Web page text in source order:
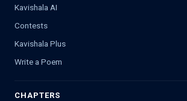
Kavishala AI
Contests
Kavishala Plus
Write a Poem
CHAPTERS